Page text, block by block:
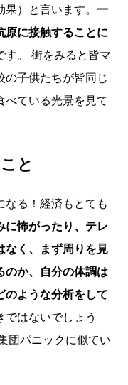
）と言います。 一
原に接触することに
す。 街をみると皆マ
の子供たちが皆同じ
ている光景を見て
と
なる！経済もとても
に怖がったり、テレ
なく、まず周りを見
のか、自分の体調は
のような分析をして
ではないでしょう
団パニックに似てい